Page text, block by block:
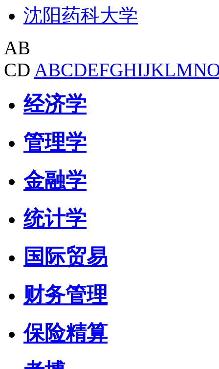
沈阳药科大学
AB
CD ABCDEFGHIJKLMN
经济学
管理学
金融学
统计学
国际贸易
财务管理
保险精算